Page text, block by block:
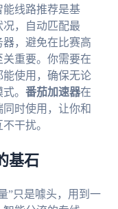
线路推荐是基
，自动匹配最
，避免在比赛高
重要。你需要在
使用，确保无论
。 番茄加速器在
时使用，让你和
干扰。
基石
”只是噱头，用到一